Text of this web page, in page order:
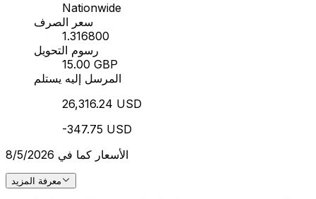
Nationwide
سعر الصرف
1.316800
رسوم التحويل
15.00 GBP
المرسل إليه يستلم
26,316.24 USD
-347.75 USD
الأسعار كما في 8/5/2026
معرفة المزيد